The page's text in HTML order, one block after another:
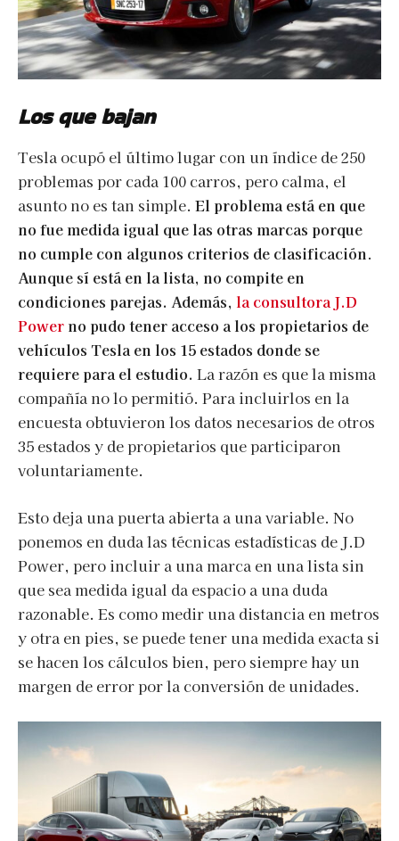
Los que bajan
Tesla ocupó el último lugar con un índice de 250
problemas por cada 100 carros, pero calma, el
asunto no es tan simple. El problema está en que
no fue medida igual que las otras marcas porque
no cumple con algunos criterios de clasificación.
Aunque sí está en la lista, no compite en
condiciones parejas. Además, la consultora J.D
Power no pudo tener acceso a los propietarios de
vehículos Tesla en los 15 estados donde se
requiere para el estudio. La razón es que la misma
compañía no lo permitió. Para incluirlos en la
encuesta obtuvieron los datos necesarios de otros
35 estados y de propietarios que participaron
voluntariamente.
Esto deja una puerta abierta a una variable. No
ponemos en duda las técnicas estadísticas de J.D
Power, pero incluir a una marca en una lista sin
que sea medida igual da espacio a una duda
razonable. Es como medir una distancia en metros
y otra en pies, se puede tener una medida exacta si
se hacen los cálculos bien, pero siempre hay un
margen de error por la conversión de unidades.